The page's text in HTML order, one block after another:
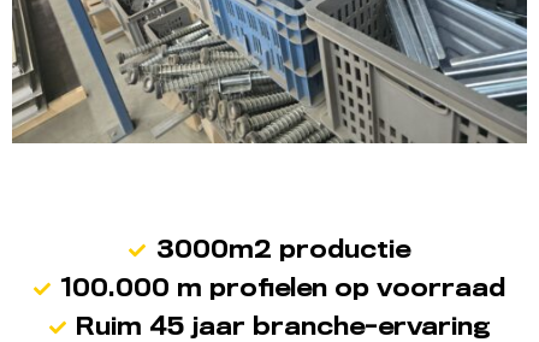
3000m2 productie
100.000 m profielen op voorraad
Ruim 45 jaar branche-ervaring